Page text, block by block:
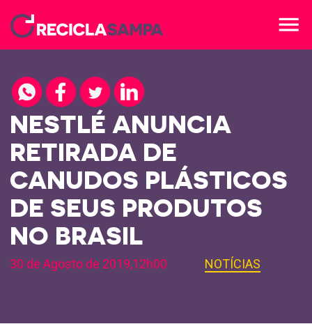
menu
NESTLÉ ANUNCIA
RETIRADA DE
CANUDOS PLÁSTICOS
DE SEUS PRODUTOS
NO BRASIL
30 de Agosto de 2019,12h00 NOTÍCIAS